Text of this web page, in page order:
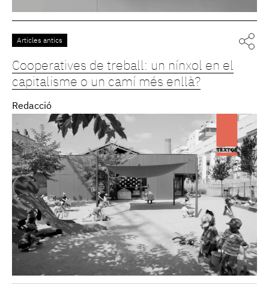
Articles antics
Cooperatives de treball: un nínxol en el
capitalisme o un camí més enllà?
Redacció